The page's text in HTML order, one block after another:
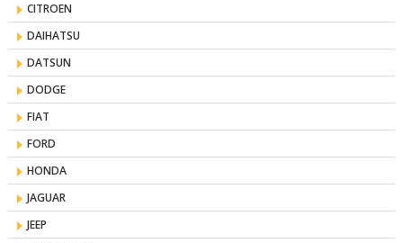
CITROEN
DAIHATSU
DATSUN
DODGE
FIAT
FORD
HONDA
JAGUAR
JEEP